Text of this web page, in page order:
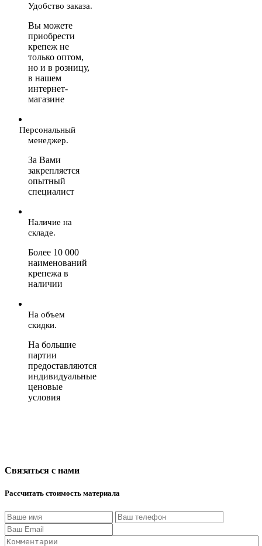
Удобство заказа.
Вы можете
приобрести
крепеж не
только оптом,
но и в розницу,
в нашем
интернет-
магазине
Персональный
менеджер.
За Вами
закрепляется
опытный
специалист
Наличие на
складе.
Более 10 000
наименований
крепежа в
наличии
На объем
скидки.
На большие
партии
предоставляются
индивидуальные
ценовые
условия
Связаться с нами
Рассчитать стоимость материала